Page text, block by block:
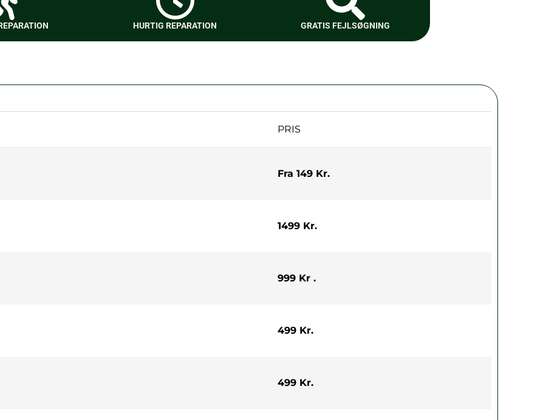
HURTIG REPARATION GRATIS FEJLSØGNING
PRIS
Fra 149 Kr.
1499 Kr.
999 Kr .
499 Kr.
499 Kr.